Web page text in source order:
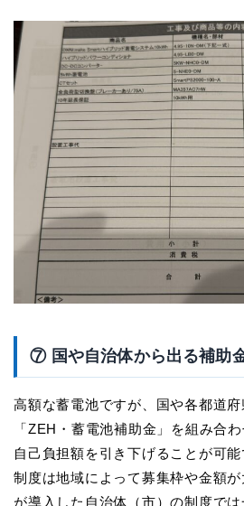
⑦ 国や自治体から出る補助
高額な蓄電池ですが、国や各都道
「ZEH・蓄電池補助金」を組み合
自己負担額を引き下げることが可
制度は地域によって募集枠や金額
が導入した自治体（市）の制度で